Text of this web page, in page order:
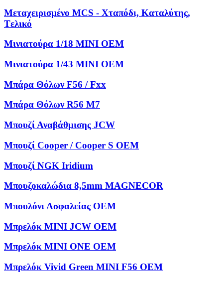
Μεταχειρισμένο MCS - Χταπόδι, Kαταλύτης,
Tελικό
Μινιατούρα 1/18 MINI OEM
Μινιατούρα 1/43 MINI OEM
Μπάρα Θόλων F56 / Fxx
Μπάρα Θόλων R56 M7
Μπουζί Αναβάθμισης JCW
Μπουζί Cooper / Cooper S OEM
Μπουζί NGK Iridium
Μπουζοκαλώδια 8,5mm MAGNECOR
Μπουλόνι Ασφαλείας OEM
Μπρελόκ MINI JCW OEM
Μπρελόκ MINI ONE OEM
Μπρελόκ Vivid Green MINI F56 OEM